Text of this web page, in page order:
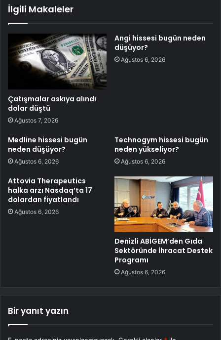
İlgili Makaleler
Çatışmalar askıya alındı
dolar düştü
Ağustos 7, 2026
Angi hissesi bugün neden
düşüyor?
Ağustos 6, 2026
Medline hissesi bugün
neden düşüyor?
Ağustos 6, 2026
Technogym hissesi bugün
neden yükseliyor?
Ağustos 6, 2026
Attovia Therapeutics
halka arzı Nasdaq’ta 17
dolardan fiyatlandı
Ağustos 6, 2026
Denizli ABİGEM’den Gıda
Sektöründe İhracat Destek
Programı
Ağustos 6, 2026
Bir yanıt yazın